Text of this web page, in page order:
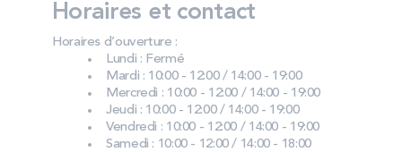
Horaires et contact
Horaires d’ouverture :
Lundi : Fermé
Mardi : 10:00 - 12:00 / 14:00 - 19:00
Mercredi : 10:00 - 12:00 / 14:00 - 19:00
Jeudi : 10:00 - 12:00 / 14:00 - 19:00
Vendredi : 10:00 - 12:00 / 14:00 - 19:00
Samedi : 10:00 - 12:00 / 14:00 - 18:00